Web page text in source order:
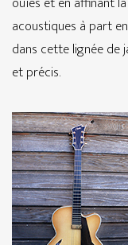
acoustiques à part
dans cette lignée de
et précis.